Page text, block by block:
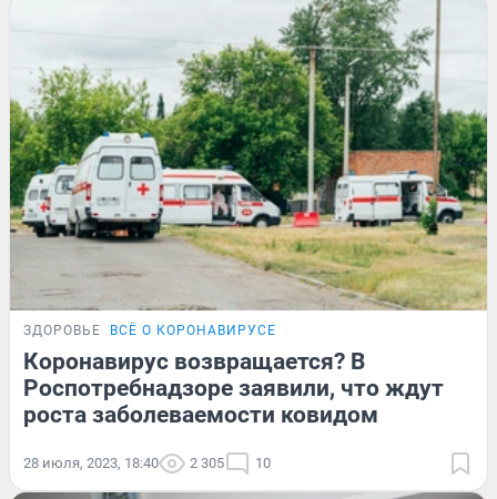
ЗДОРОВЬЕ ВСЁ О КОРОНАВИРУСЕ
Коронавирус возвращается? В
Роспотребнадзоре заявили, что ждут
роста заболеваемости ковидом
28 июля, 2023, 18:40 2 305 10